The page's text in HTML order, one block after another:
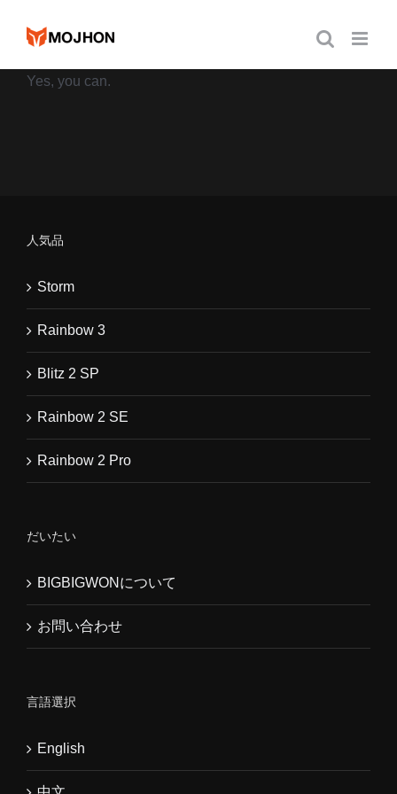
Yes, you can.
人気品
Storm
Rainbow 3
Blitz 2 SP
Rainbow 2 SE
Rainbow 2 Pro
だいたい
BIGBIGWONについて
お問い合わせ
言語選択
English